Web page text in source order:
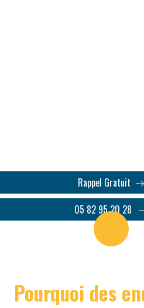
en
Rappel Gratuit
05 82 95 20 28
Pourquoi des